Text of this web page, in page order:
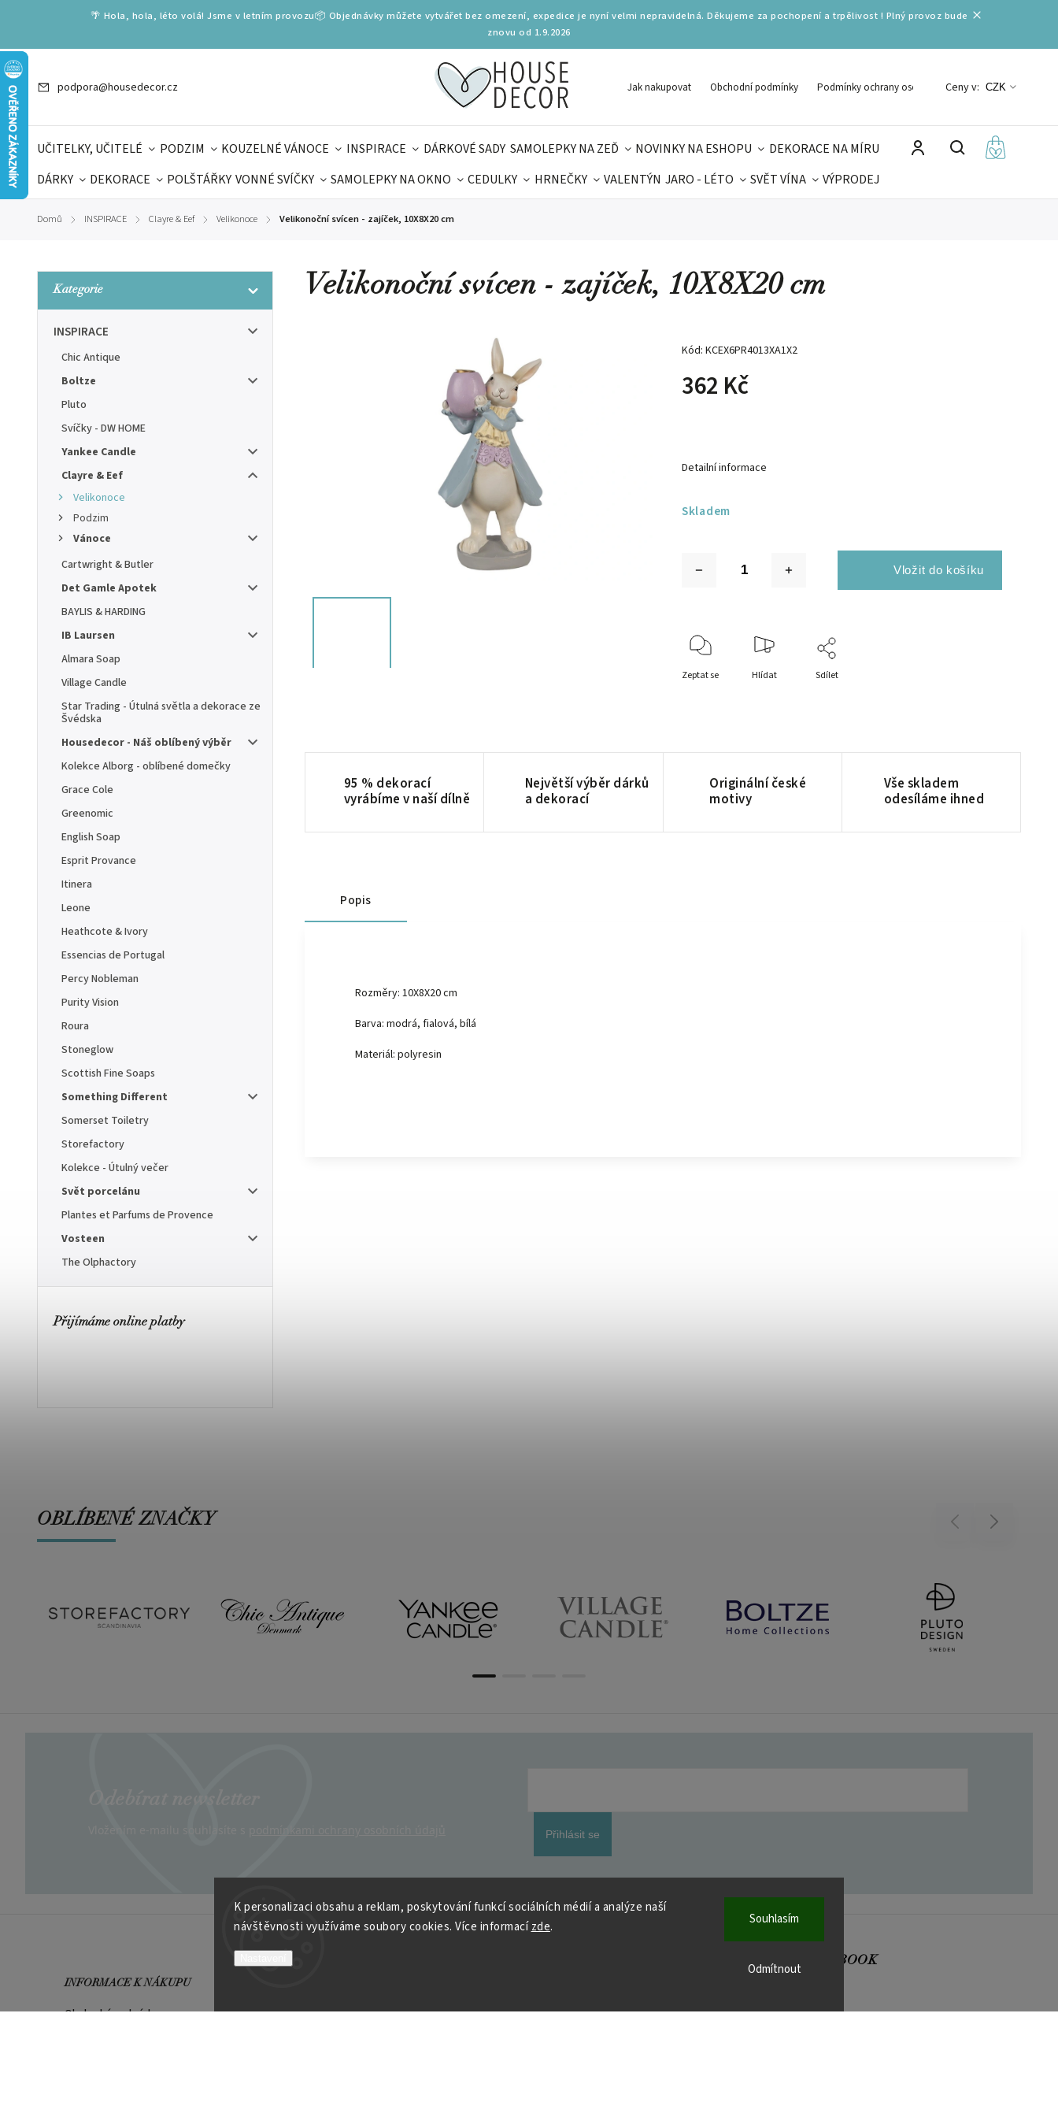
K personalizaci obsahu a reklam, poskytování funkcí sociálních médií a analýze naší
návštěvnosti využíváme soubory cookies. Více informacízde.
Odmítnout
Souhlasím
🌴 Hola, hola, léto volá! Jsme v letním provozu📦 Objednávky můžete vytvářet bez omezení, expedice je nyní velmi nepravidelná. Děkujeme za pochopení a trpělivost ! Plný provoz bude
znovu od 1.9.2026
podpora@housedecor.cz Jak nakupovat Obchodní podmínky Podmínky ochrany osobních údajů
Ceny v: CZK
UČITELKY, UČITELÉ PODZIM KOUZELNÉ VÁNOCE INSPIRACE DÁRKOVÉ SADY SAMOLEPKY NA ZEĎ NOVINKY NA ESHOPU
DEKORACE NA MÍRU
DÁRKY
DEKORACE POLŠTÁŘKY VONNÉ SVÍČKY SAMOLEPKY NA OKNO CEDULKY HRNEČKY VALENTÝN JARO - LÉTO SVĚT VÍNA
VÝPRODEJ
Domů / INSPIRACE / Clayre & Eef / Velikonoce / Velikonoční svícen - zajíček, 10X8X20 cm
Kategorie
INSPIRACE
Chic Antique
Boltze
Pluto
Svíčky - DW HOME
Yankee Candle
Clayre & Eef
Velikonoce
Podzim
Vánoce
Cartwright & Butler
Det Gamle Apotek
BAYLIS & HARDING
IB Laursen
Almara Soap
Village Candle
Star Trading - Útulná světla a dekorace ze
Švédska
Housedecor - Náš oblíbený výběr
Kolekce Alborg - oblíbené domečky
Grace Cole
Greenomic
English Soap
Esprit Provance
Itinera
Leone
Heathcote & Ivory
Essencias de Portugal
Percy Nobleman
Purity Vision
Roura
Stoneglow
Scottish Fine Soaps
Something Different
Somerset Toiletry
Storefactory
Kolekce - Útulný večer
Svět porcelánu
Plantes et Parfums de Provence
Vosteen
The Olphactory
Přijímáme online platby
Velikonoční svícen - zajíček, 10X8X20 cm
Kód: KCEX6PR4013XA1X2
362 Kč
Skladem
Detailní informace
Zeptat se Hlídat Sdílet
95 % dekorací
vyrábíme v naší dílně
Největší výběr dárků
a dekorací
Originální české
motivy
Vše skladem
odesíláme ihned
Popis
Rozměry: 10X8X20 cm
Barva: modrá, fialová, bílá
Materiál: polyresin
OBLÍBENÉ ZNAČKY Previous Next
Přihlásit se
INFORMACE K NÁKUPU
Obchodní podmínky
Kontakt
PO– 9:00–11:00
FACEBOOK